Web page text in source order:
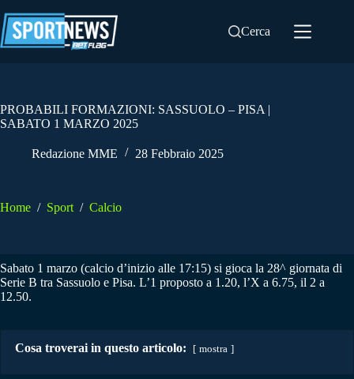
al
contenuto
Cerca
PROBABILI FORMAZIONI: SASSUOLO – PISA |
SABATO 1 MARZO 2025
Redazione MME 28 Febbraio 2025
Home / Sport / Calcio
Sabato 1 marzo (calcio d’inizio alle 17:15) si gioca la 28^ giornata di
Serie B tra Sassuolo e Pisa. L’1 proposto a 1.20, l’X a 6.75, il 2 a
12.50.
Cosa troverai in questo articolo: mostra